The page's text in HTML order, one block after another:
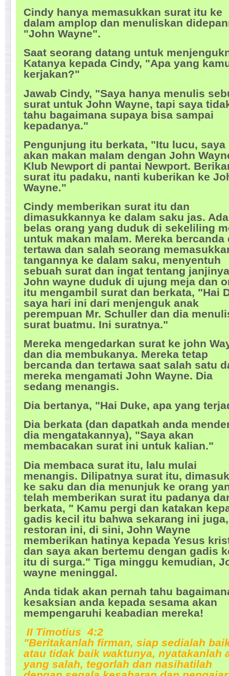
Cindy hanya memasukkan surat itu ke
dalam amplop dan menuliskan
"John Wayne".
Saat seorang datang untuk
Katanya kepada Cindy, "Apa yang
kerjakan?"
Jawab Cindy, "Saya hanya menulis
surat untuk John Wayne, tapi saya
tahu bagaimana supaya bisa sampai
kepadanya."
Pengunjung itu berkata, "Itu lucu, saya
akan makan malam dengan John
Klub Newport di pantai Newport.
surat itu padaku, nanti kuberikan ke
Wayne."
Cindy memberikan surat itu dan
dimasukkannya ke dalam saku jas.
belas orang yang duduk di sekeliling
untuk makan malam. Mereka bercanda
tertawa dan salah seorang
tangannya ke dalam saku, menyentuh
sebuah surat dan ingat tentang
John wayne duduk di ujung meja dan
itu mengambil surat dan berkata, "Hai
saya hari ini dari menjenguk anak
perempuan Mr. Schuller dan dia
surat buatmu. Ini suratnya."
Mereka mengedarkan surat ke john
dan dia membukanya. Mereka tetap
bercanda dan tertawa saat salah satu
mereka mengamati John Wayne. Dia
sedang menangis.
Dia bertanya, "Hai Duke, apa yang
Dia berkata (dan dapatkah anda
dia mengatakannya), "Saya akan
membacakan surat ini untuk kalian."
Dia membaca surat itu, lalu mulai
menangis. Dilipatnya surat itu,
ke saku dan dia menunjuk ke orang
telah memberikan surat itu padanya
berkata, " Kamu pergi dan katakan
gadis kecil itu bahwa sekarang ini
restoran ini, di sini, John Wayne
memberikan hatinya kepada Yesus
dan saya akan bertemu dengan gadis
itu di surga." Tiga minggu kemudian,
wayne meninggal.
Anda tidak akan pernah tahu
kesaksian anda kepada sesama akan
mempengaruhi keabadian mereka!
II Timotius 4:2
"Beritakanlah firman, siap sedialah
atau tidak baik waktunya, nyatakanlah
yang salah, tegorlah dan nasihatilah